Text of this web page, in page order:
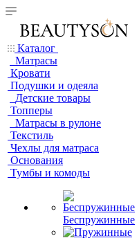
Каталог
Матрасы
Кровати
Подушки и одеяла
Детские товары
Топперы
Матрасы в рулоне
Текстиль
Чехлы для матраса
Основания
Тумбы и комоды
Беспружинные